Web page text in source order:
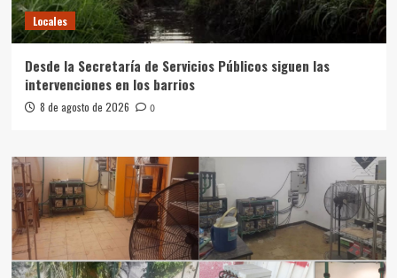
Locales
Desde la Secretaría de Servicios Públicos siguen las
intervenciones en los barrios
8 de agosto de 2026 0